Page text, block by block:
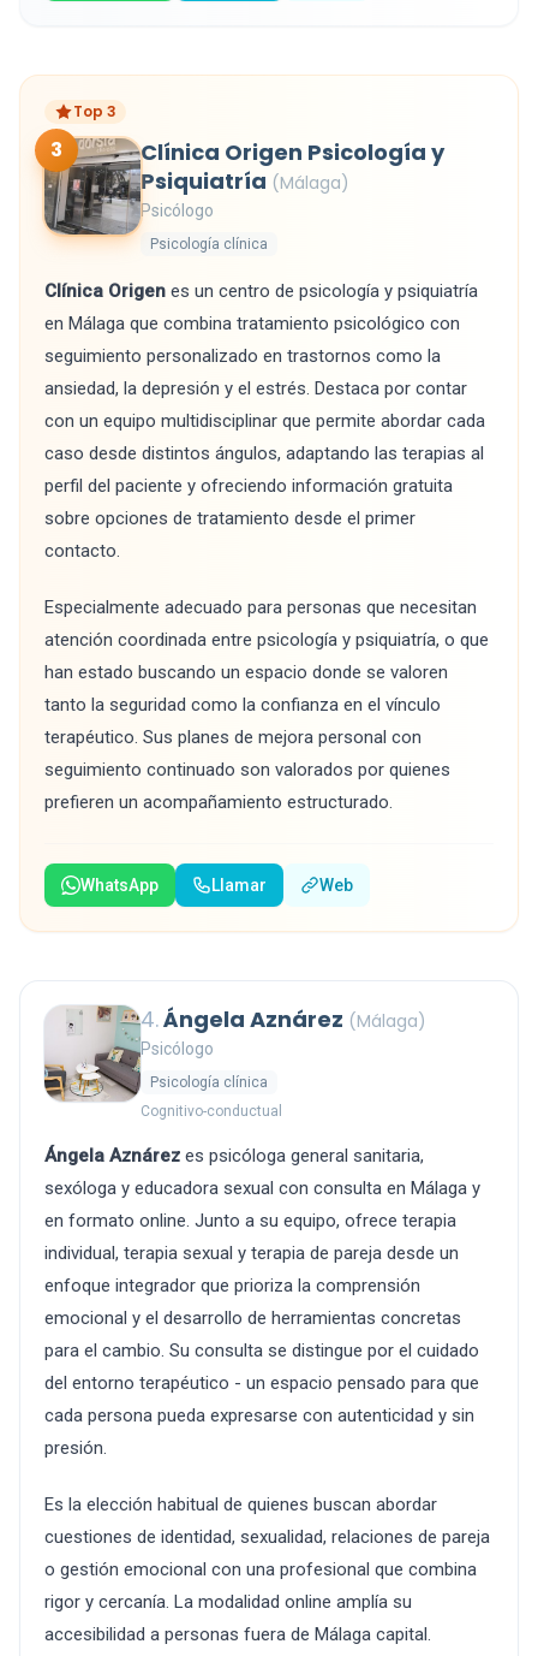
Top 3
3
Clínica Origen Psicología y
Psiquiatría (Málaga)
Psicólogo
Psicología clínica
Clínica Origen es un centro de psicología y psiquiatría
en Málaga que combina tratamiento psicológico con
seguimiento personalizado en trastornos como la
ansiedad, la depresión y el estrés. Destaca por contar
con un equipo multidisciplinar que permite abordar cada
caso desde distintos ángulos, adaptando las terapias al
perfil del paciente y ofreciendo información gratuita
sobre opciones de tratamiento desde el primer
contacto.
Especialmente adecuado para personas que necesitan
atención coordinada entre psicología y psiquiatría, o que
han estado buscando un espacio donde se valoren
tanto la seguridad como la confianza en el vínculo
terapéutico. Sus planes de mejora personal con
seguimiento continuado son valorados por quienes
prefieren un acompañamiento estructurado.
WhatsApp Llamar Web
4.Ángela Aznárez (Málaga)
Psicólogo
Psicología clínica
Cognitivo-conductual
Ángela Aznárez es psicóloga general sanitaria,
sexóloga y educadora sexual con consulta en Málaga y
en formato online. Junto a su equipo, ofrece terapia
individual, terapia sexual y terapia de pareja desde un
enfoque integrador que prioriza la comprensión
emocional y el desarrollo de herramientas concretas
para el cambio. Su consulta se distingue por el cuidado
del entorno terapéutico - un espacio pensado para que
cada persona pueda expresarse con autenticidad y sin
presión.
Es la elección habitual de quienes buscan abordar
cuestiones de identidad, sexualidad, relaciones de pareja
o gestión emocional con una profesional que combina
rigor y cercanía. La modalidad online amplía su
accesibilidad a personas fuera de Málaga capital.